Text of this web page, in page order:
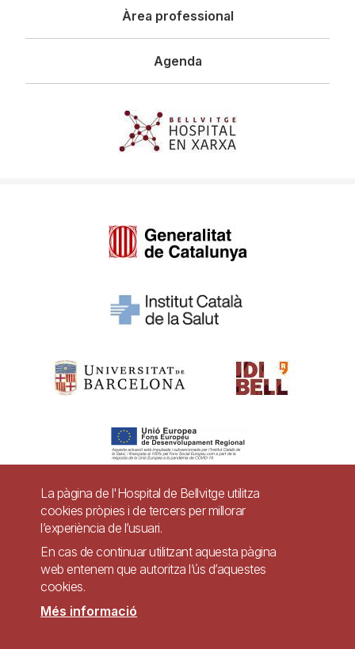
Àrea professional
Agenda
Pie
página
Contacte
Accessibilitat Avís legal Ajuda
La pàgina de l'Hospital de Bellvitge utilitza
cookies pròpies i de tercers per millorar
l’experiència de l’usuari.
En cas de continuar utilitzant aquesta pàgina
web entenem que autoritza l’ús d’aquestes
cookies.
Més informació